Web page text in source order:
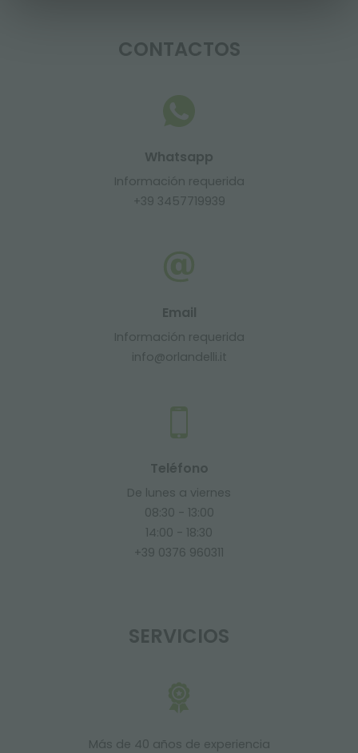
CONTACTOS
Whatsapp
Información requerida
+39 3457719939
Email
Información requerida
info@orlandelli.it
Teléfono
De lunes a viernes
08:30 - 13:00
14:00 - 18:30
+39 0376 960311
SERVICIOS
Más de 40 años de experiencia